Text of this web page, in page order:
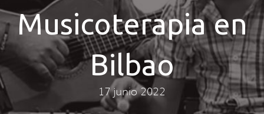
Musicoterapia en
Bilbao
17 junio 2022